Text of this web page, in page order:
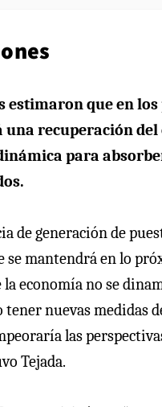
estimaron que en
una recuperación del
para
de generación de
se mantendrá en lo
economía no se
tener nuevas medidas
las
Tejada.